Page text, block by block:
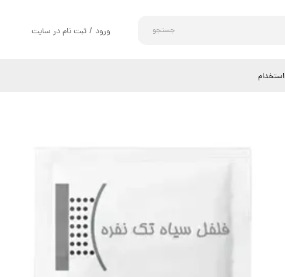
جستجو ورود / ثبت نام در سایت
استخدام